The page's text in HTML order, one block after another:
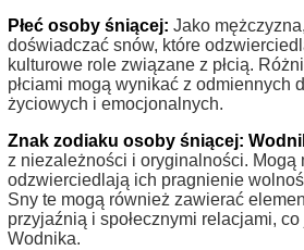
Płeć osoby śniącej: Jako
doświadczać snów, które
kulturowe role związane z płcią.
płciami mogą wynikać z odmiennych
życiowych i emocjonalnych.
Znak zodiaku osoby śniącej:
z niezależności i oryginalności. Mogą
odzwierciedlają ich pragnienie
Sny te mogą również zawierać
przyjaźnią i społecznymi relacjami,
Wodnika.